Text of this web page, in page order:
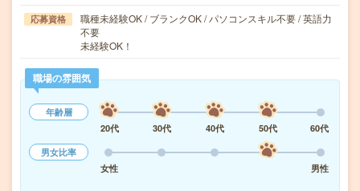
応募資格
職種未経験OK / ブランクOK / パソコンスキル不要 / 英語力
不要
未経験OK！
職場の雰囲気
年齢層
20代
30代 40代 50代
60代
男女比率
女性
男性